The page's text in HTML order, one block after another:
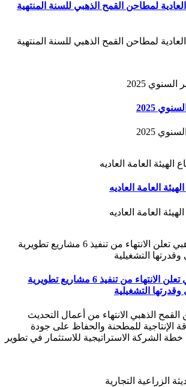
العادية لمطاحن القمح الذهبي للسنة المنتهية
العادية لمطاحن القمح الذهبي للسنة المنتهية
2025
2025
العامة العاديه
العامة العاديه
مطاحن القمح الذهبي تعلن الانتهاء من تنفيذ 6 مشاريع تطويرية
وقدرتها التشغيلية
الذهبي الانتهاء من أعمال التحديث
الإنتاجية للمطحنة والحفاظ على جودة
الشركة الاستراتيجية للاستثمار في تطوير